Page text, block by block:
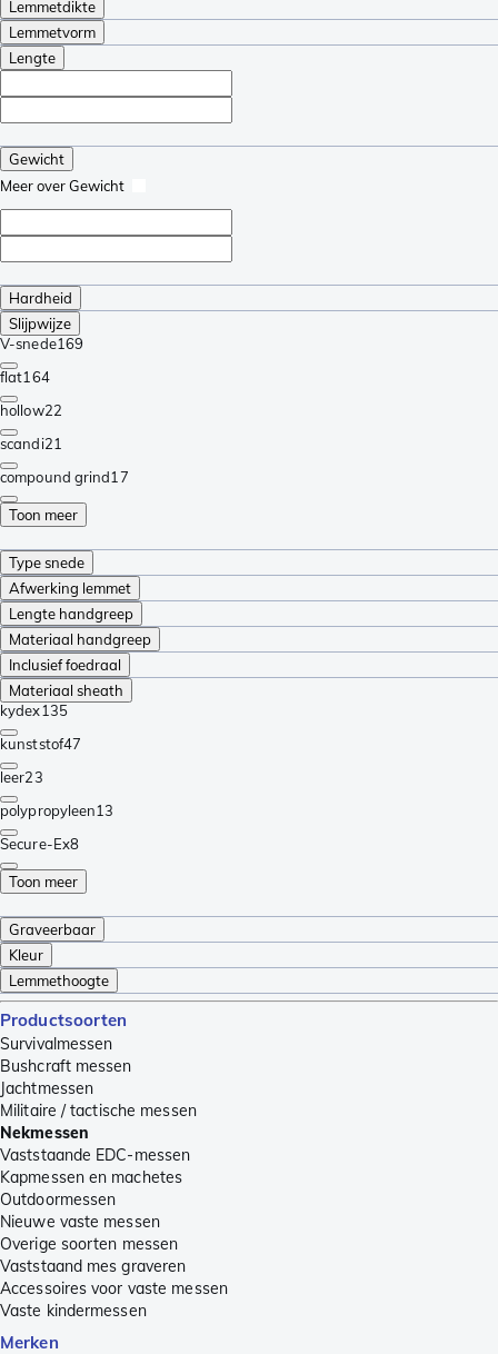
Lemmetdikte
Lemmetvorm
Lengte
Gewicht
Meer over Gewicht
Hardheid
Slijpwijze
V-snede169
flat164
hollow22
scandi21
compound grind17
Toon meer
Type snede
Afwerking lemmet
Lengte handgreep
Materiaal handgreep
Inclusief foedraal
Materiaal sheath
kydex135
kunststof47
leer23
polypropyleen13
Secure-Ex8
Toon meer
Graveerbaar
Kleur
Lemmethoogte
Productsoorten
Survivalmessen
Bushcraft messen
Jachtmessen
Militaire / tactische messen
Nekmessen
Vaststaande EDC-messen
Kapmessen en machetes
Outdoormessen
Nieuwe vaste messen
Overige soorten messen
Vaststaand mes graveren
Accessoires voor vaste messen
Vaste kindermessen
Merken